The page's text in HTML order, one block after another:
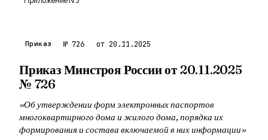
Приказ № 726 от 20.11.2025
Приказ Минстроя России от 20.11.2025
№ 726
«Об утверждении форм электронных паспортов
многоквартирного дома и жилого дома, порядка их
формирования и состава включаемой в них информации»